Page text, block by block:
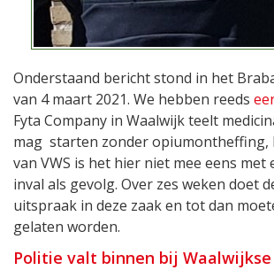
Onderstaand bericht stond in het
van 4 maart 2021. We hebben reeds
Fyta Company in Waalwijk teelt
mag starten zonder opiumontheffing,
van VWS is het hier niet mee eens met
inval als gevolg. Over zes weken doet
uitspraak in deze zaak en tot dan
gelaten worden.
Politie valt binnen bij